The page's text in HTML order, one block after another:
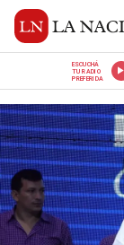
ESCUCHÁ
TU RADIO
PREFERIDA